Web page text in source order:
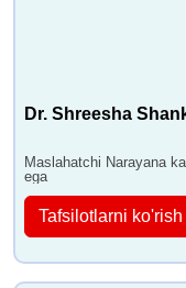
Dr. Shreesha
Maslahatchi Narayana
ega
Tafsilotlarni ko'rish